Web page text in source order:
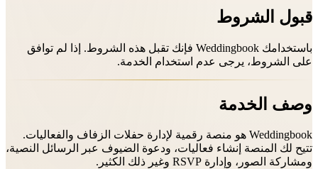
قبول الشروط
باستخدامك Weddingbook فإنك تقبل هذه الشروط. إذا لم توافق
على الشروط، يرجى عدم استخدام الخدمة.
وصف الخدمة
Weddingbook هو منصة رقمية لإدارة حفلات الزفاف والفعاليات.
تتيح لك المنصة إنشاء فعاليات، ودعوة الضيوف عبر الرسائل النصية،
ومشاركة الصور، وإدارة RSVP وغير ذلك الكثير.